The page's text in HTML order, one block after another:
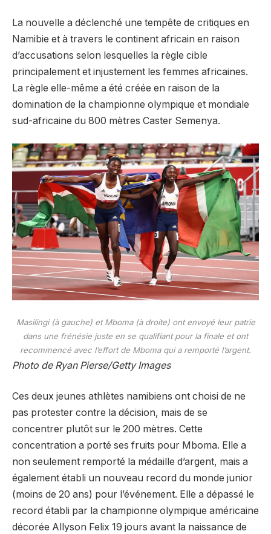
La nouvelle a déclenché une tempête de critiques en
Namibie et à travers le continent africain en raison
d’accusations selon lesquelles la règle cible
principalement et injustement les femmes africaines.
La règle elle-même a été créée en raison de la
domination de la championne olympique et mondiale
sud-africaine du 800 mètres Caster Semenya.
Masilingi (à gauche) et Mboma (à droite) ont envoyé leur patrie
dans une frénésie juste en se qualifiant pour la finale et ont
recommencé avec l’effort de Mboma qui a remporté l’argent.
Photo de Ryan Pierse/Getty Images
Ces deux jeunes athlètes namibiens ont choisi de ne
pas protester contre la décision, mais de se
concentrer plutôt sur le 200 mètres. Cette
concentration a porté ses fruits pour Mboma. Elle a
non seulement remporté la médaille d’argent, mais a
également établi un nouveau record du monde junior
(moins de 20 ans) pour l’événement. Elle a dépassé le
record établi par la championne olympique américaine
décorée Allyson Felix 19 jours avant la naissance de